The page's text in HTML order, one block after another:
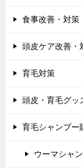
食事改善・対策
頭皮ケア改善・
育毛対策
頭皮・育毛グッ
育毛シャンプー
ウーマシャ